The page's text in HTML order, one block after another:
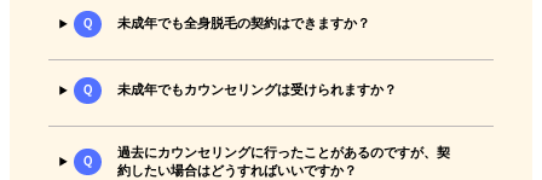
Ｑ 未成年でも全身脱毛の契約はできますか？
Ｑ 未成年でもカウンセリングは受けられますか？
Ｑ
過去にカウンセリングに行ったことがあるのですが、契
約したい場合はどうすればいいですか？